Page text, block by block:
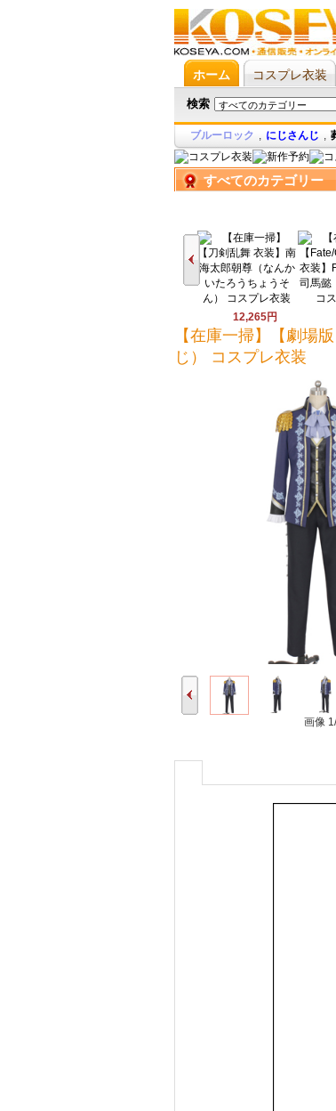
ホーム コスプレ衣装
検索
ブルーロック , にじさんじ ,
すべてのカテゴリー
12,265円
【在庫一掃】【劇場
じ） コスプレ衣装
画像